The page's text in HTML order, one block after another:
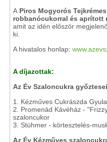
A Piros Mogyorós
robbanócukorral és aprított
amit az idén először
ki.
A hivatalos honlap:
A díjazottak:
Az Év Szaloncukra
1. Kézműves Cukrászda
2. Promenád Kávéház -
szaloncukor
3. Stühmer - körtesztelés-
Az Év Kézműves